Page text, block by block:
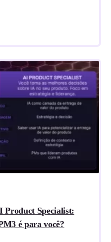
Specialist:
é para você?